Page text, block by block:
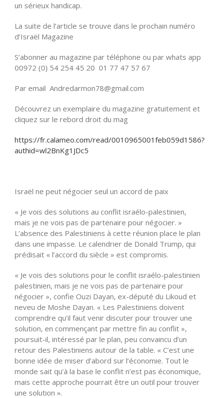
un sérieux handicap.
La suite de l’article se trouve dans le prochain numéro
d’Israël Magazine
S’abonner au magazine par téléphone ou par whats app
00972 (0) 54 254 45 20 01 77 47 57 67
Par email Andredarmon78@gmail.com
Découvrez un exemplaire du magazine gratuitement et
cliquez sur le rebord droit du mag
https://fr.calameo.com/read/0010965001feb059d1586?
authid=wl2BnKg1JDc5
Israël ne peut négocier seul un accord de paix
« Je vois des solutions au conflit israélo-palestinien,
mais je ne vois pas de partenaire pour négocier. »
L’absence des Palestiniens à cette réunion place le plan
dans une impasse. Le calendrier de Donald Trump, qui
prédisait « l’accord du siècle » est compromis.
« Je vois des solutions pour le conflit israélo-palestinien
palestinien, mais je ne vois pas de partenaire pour
négocier », confie Ouzi Dayan, ex-député du Likoud et
neveu de Moshe Dayan. « Les Palestiniens doivent
comprendre qu’il faut venir discuter pour trouver une
solution, en commençant par mettre fin au conflit »,
poursuit-il, intéressé par le plan, peu convaincu d’un
retour des Palestiniens autour de la table. « C’est une
bonne idée de miser d’abord sur l’économie. Tout le
monde sait qu’à la base le conflit n’est pas économique,
mais cette approche pourrait être un outil pour trouver
une solution ».